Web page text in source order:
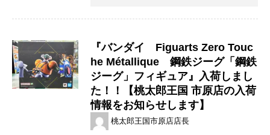
『バンダイ Figuarts Zero Touc
he Métallique 鋼鉄ジーグ「鋼鉄
ジーグ」フィギュア』入荷しまし
た！！【桃太郎王国 市原店の入荷
情報をお知らせします】
桃太郎王国市原店店長